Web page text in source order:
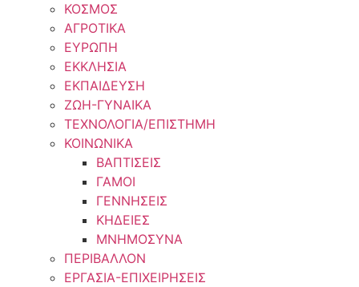
ΚΟΣΜΟΣ
ΑΓΡΟΤΙΚΑ
ΕΥΡΩΠΗ
ΕΚΚΛΗΣΙΑ
ΕΚΠΑΙΔΕΥΣΗ
ΖΩΗ-ΓΥΝΑΙΚΑ
ΤΕΧΝΟΛΟΓΙΑ/ΕΠΙΣΤΗΜΗ
ΚΟΙΝΩΝΙΚΑ
ΒΑΠΤΙΣΕΙΣ
ΓΑΜΟΙ
ΓΕΝΝΗΣΕΙΣ
ΚΗΔΕΙΕΣ
ΜΝΗΜΟΣΥΝΑ
ΠΕΡΙΒΑΛΛΟΝ
ΕΡΓΑΣΙΑ-ΕΠΙΧΕΙΡΗΣΕΙΣ